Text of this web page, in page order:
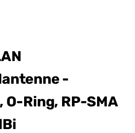
-
Ring, RP-SMA